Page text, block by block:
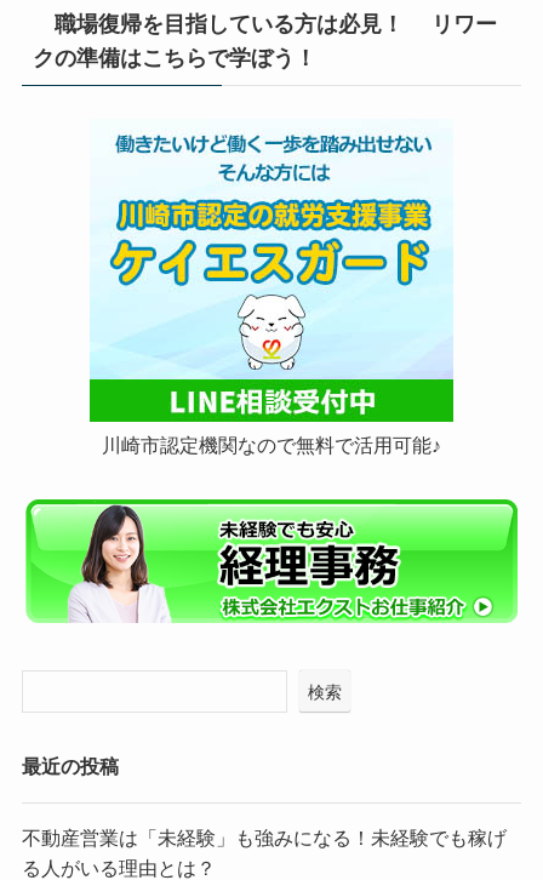
職場復帰を目指している方は必見！ リワー
クの準備はこちらで学ぼう！
川崎市認定機関なので無料で活用可能♪
検索
最近の投稿
不動産営業は「未経験」も強みになる！未経験でも稼げ
る人がいる理由とは？